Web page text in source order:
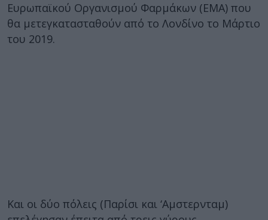
Ευρωπαϊκού Οργανισμού Φαρμάκων (EMA) που
θα μετεγκατασταθούν από το Λονδίνο το Μάρτιο
του 2019.
Και οι δύο πόλεις (Παρίσι και ‘Αμστερνταμ)